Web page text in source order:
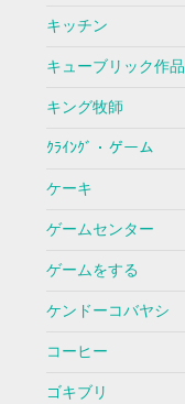
キッチン
キューブリック作品
キング牧師
ｸﾗｲﾝｸﾞ・ゲーム
ケーキ
ゲームセンター
ゲームをする
ケンドーコバヤシ
コーヒー
ゴキブリ